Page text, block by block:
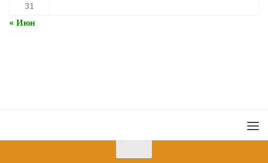
31
« Июн